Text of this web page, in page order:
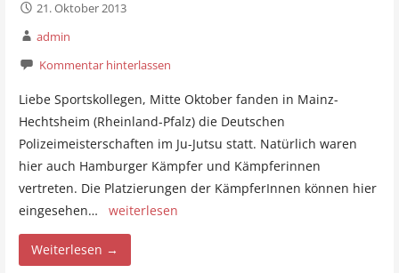
21. Oktober 2013
admin
Kommentar hinterlassen
Liebe Sportskollegen, Mitte Oktober fanden in Mainz-
Hechtsheim (Rheinland-Pfalz) die Deutschen
Polizeimeisterschaften im Ju-Jutsu statt. Natürlich waren
hier auch Hamburger Kämpfer und Kämpferinnen
vertreten. Die Platzierungen der KämpferInnen können hier
eingesehen… weiterlesen
Weiterlesen →